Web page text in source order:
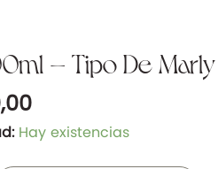
– Tipo De Marly
Hay existencias